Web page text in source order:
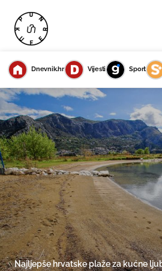
Dnevnik.hr Vijesti Sport
Najljepše hrvatske plaže za kućne